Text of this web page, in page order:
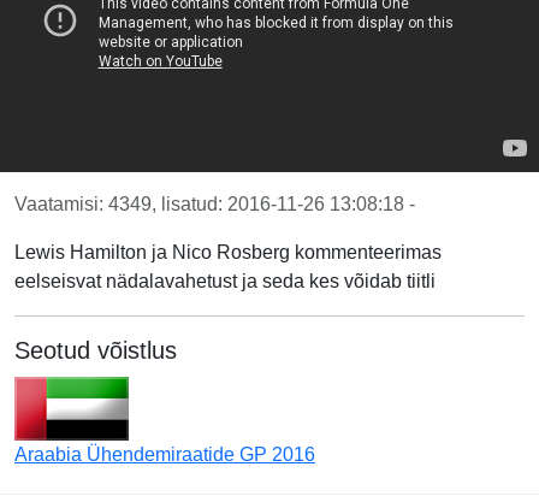
Vaatamisi: 4349, lisatud: 2016-11-26 13:08:18 -
Lewis Hamilton ja Nico Rosberg kommenteerimas
eelseisvat nädalavahetust ja seda kes võidab tiitli
Seotud võistlus
Araabia Ühendemiraatide GP 2016